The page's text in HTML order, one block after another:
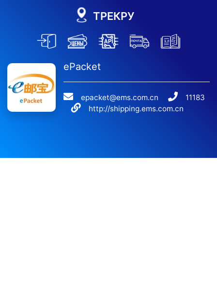
ТРЕКРУ
ePacket
epacket@ems.com.cn
11183
http://shipping.ems.com.cn